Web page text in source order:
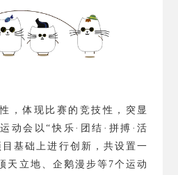
，体现比赛的竞技性，突显
动会以“快乐·团结·拼搏·活
基础上进行创新，共设置一
天立地、企鹅漫步等 7个运动